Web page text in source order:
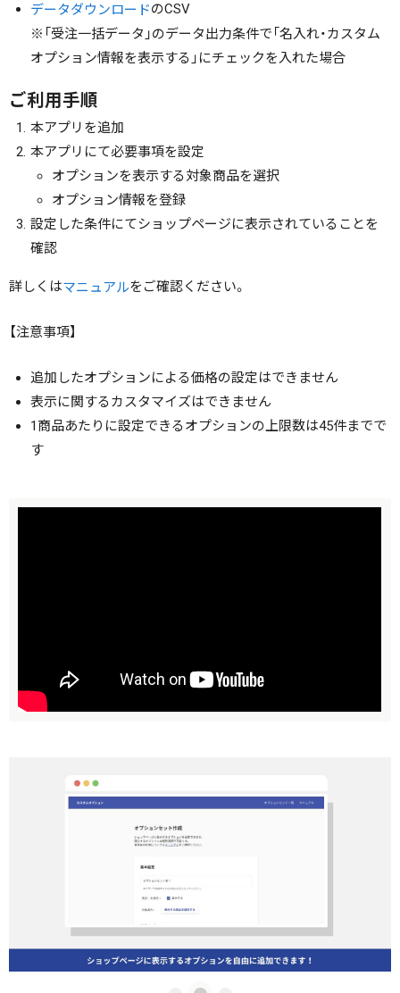
データダウンロードのCSV
※「受注一括データ」のデータ出力条件で「名入れ・カスタム
オプション情報を表示する」にチェックを入れた場合
ご利用手順
本アプリを追加
本アプリにて必要事項を設定
オプションを表示する対象商品を選択
オプション情報を登録
設定した条件にてショップページに表示されていることを
確認
詳しくはマニュアルをご確認ください。
【注意事項】
追加したオプションによる価格の設定はできません
表示に関するカスタマイズはできません
1商品あたりに設定できるオプションの上限数は45件までで
す